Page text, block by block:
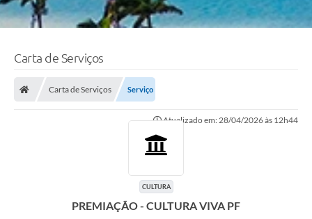
Carta de Serviços
Carta de Serviços Serviço
Atualizado em: 28/04/2026 às 12h44
CULTURA
PREMIAÇÃO - CULTURA VIVA PF